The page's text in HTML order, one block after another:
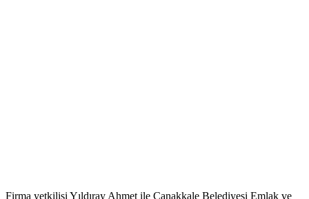
Firma yetkilisi Yıldıray Ahmet ile Çanakkale Belediyesi Emlak ve